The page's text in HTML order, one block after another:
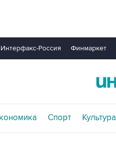
Интерфакс-Россия Финмаркет
Спорт Культура